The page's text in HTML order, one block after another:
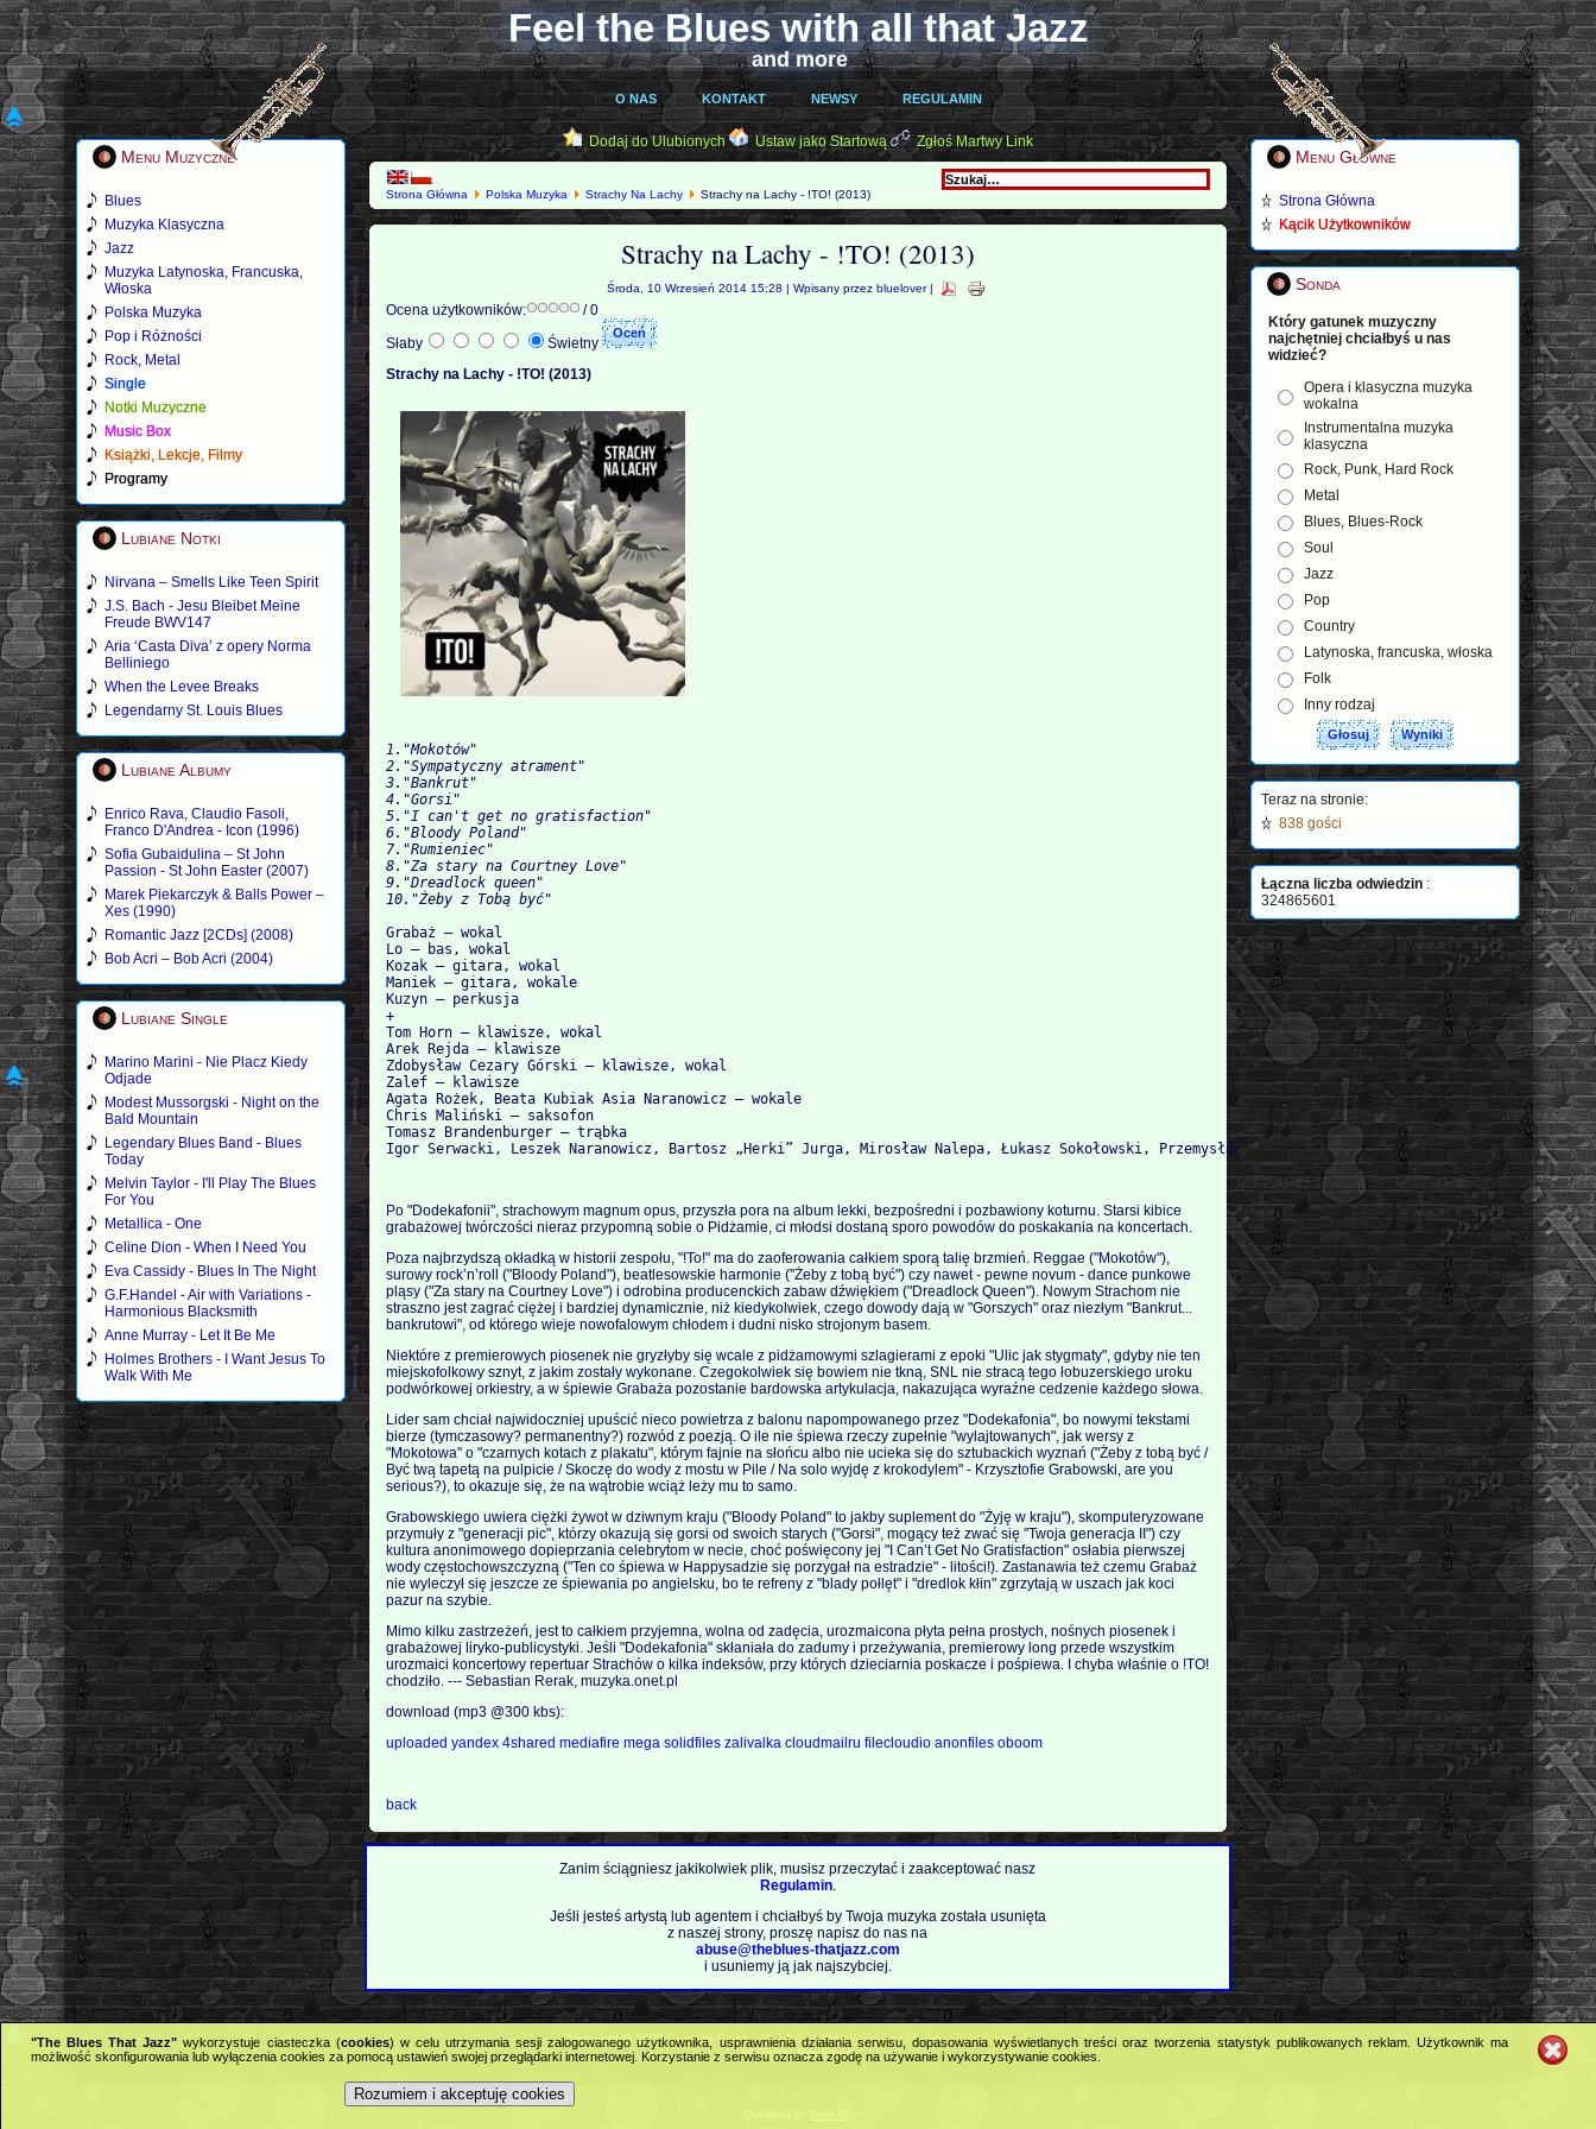
Feel the Blues with all that Jazz
and more
O NAS KONTAKT NEWSY REGULAMIN
Menu Muzyczne
Blues
Muzyka Klasyczna
Jazz
Muzyka Latynoska, Francuska,
Włoska
Polska Muzyka
Pop i Różności
Rock, Metal
Single
Notki Muzyczne
Music Box
Książki, Lekcje, Filmy
Programy
Lubiane Notki
Nirvana – Smells Like Teen Spirit
J.S. Bach - Jesu Bleibet Meine
Freude BWV147
Aria ‘Casta Diva’ z opery Norma
Belliniego
When the Levee Breaks
Legendarny St. Louis Blues
Lubiane Albumy
Enrico Rava, Claudio Fasoli,
Franco D'Andrea - Icon (1996)
Sofia Gubaidulina – St John
Passion - St John Easter (2007)
Marek Piekarczyk & Balls Power –
Xes (1990)
Romantic Jazz [2CDs] (2008)
Bob Acri – Bob Acri (2004)
Lubiane Single
Marino Marini - Nie Placz Kiedy
Odjade
Modest Mussorgski - Night on the
Bald Mountain
Legendary Blues Band - Blues
Today
Melvin Taylor - I'll Play The Blues
For You
Metallica - One
Celine Dion - When I Need You
Eva Cassidy - Blues In The Night
G.F.Handel - Air with Variations -
Harmonious Blacksmith
Anne Murray - Let It Be Me
Holmes Brothers - I Want Jesus To
Walk With Me
Dodaj do Ulubionych Ustaw jako Startową Zgłoś Martwy Link
Strona Główna Polska Muzyka Strachy Na Lachy Strachy na Lachy - !TO! (2013)
Strachy na Lachy - !TO! (2013)
Środa, 10 Wrzesień 2014 15:28 | Wpisany przez bluelover |
Ocena użytkowników:
/ 0
Słaby
Świetny
Strachy na Lachy - !TO! (2013)
1."Mokotów"
2."Sympatyczny atrament"
3."Bankrut"
4."Gorsi"
5."I can't get no gratisfaction"
6."Bloody Poland"
7."Rumieniec"
8."Za stary na Courtney Love"
9."Dreadlock queen"
Grabaż – wokal
Lo – bas, wokal
Kozak – gitara, wokal
Maniek – gitara, wokale
Kuzyn – perkusja
+
Tom Horn – klawisze, wokal
Arek Rejda – klawisze
Zdobysław Cezary Górski – klawisze, wokal
Zalef – klawisze
Agata Rożek, Beata Kubiak Asia Naranowicz – wokale
Chris Maliński – saksofon
Tomasz Brandenburger – trąbka
Igor Serwacki, Leszek Naranowicz, Bartosz „Herki” Jurga, Mirosław Nalepa, Łukasz Sokołowski, Przemysław Zdunek – wokale
Po "Dodekafonii", strachowym magnum opus, przyszła pora na album lekki, bezpośredni i pozbawiony koturnu. Starsi kibice
grabażowej twórczości nieraz przypomną sobie o Pidżamie, ci młodsi dostaną sporo powodów do poskakania na koncertach.
Poza najbrzydszą okładką w historii zespołu, "!To!" ma do zaoferowania całkiem sporą talię brzmień. Reggae ("Mokotów"),
surowy rock’n’roll ("Bloody Poland"), beatlesowskie harmonie ("Żeby z tobą być") czy nawet - pewne novum - dance punkowe
pląsy ("Za stary na Courtney Love") i odrobina producenckich zabaw dźwiękiem ("Dreadlock Queen"). Nowym Strachom nie
straszno jest zagrać ciężej i bardziej dynamicznie, niż kiedykolwiek, czego dowody dają w "Gorszych" oraz niezłym "Bankrut...
bankrutowi", od którego wieje nowofalowym chłodem i dudni nisko strojonym basem.
Niektóre z premierowych piosenek nie gryzłyby się wcale z pidżamowymi szlagierami z epoki "Ulic jak stygmaty", gdyby nie ten
miejskofolkowy sznyt, z jakim zostały wykonane. Czegokolwiek się bowiem nie tkną, SNL nie stracą tego łobuzerskiego uroku
podwórkowej orkiestry, a w śpiewie Grabaża pozostanie bardowska artykulacja, nakazująca wyraźne cedzenie każdego słowa.
Lider sam chciał najwidoczniej upuścić nieco powietrza z balonu napompowanego przez "Dodekafonia", bo nowymi tekstami
bierze (tymczasowy? permanentny?) rozwód z poezją. O ile nie śpiewa rzeczy zupełnie "wylajtowanych", jak wersy z
"Mokotowa" o "czarnych kotach z plakatu", którym fajnie na słońcu albo nie ucieka się do sztubackich wyznań ("Żeby z tobą być /
Być twą tapetą na pulpicie / Skoczę do wody z mostu w Pile / Na solo wyjdę z krokodylem" - Krzysztofie Grabowski, are you
serious?), to okazuje się, że na wątrobie wciąż leży mu to samo.
Grabowskiego uwiera ciężki żywot w dziwnym kraju ("Bloody Poland" to jakby suplement do "Żyję w kraju"), skomputeryzowane
przymuły z "generacji pic", którzy okazują się gorsi od swoich starych ("Gorsi", mogący też zwać się "Twoja generacja II") czy
kultura anonimowego dopieprzania celebrytom w necie, choć poświęcony jej "I Can’t Get No Gratisfaction" osłabia pierwszej
wody częstochowszczyzną ("Ten co śpiewa w Happysadzie się porzygał na estradzie" - litości!). Zastanawia też czemu Grabaż
nie wyleczył się jeszcze ze śpiewania po angielsku, bo te refreny z "blady połlęt" i "dredlok kłin" zgrzytają w uszach jak koci
pazur na szybie.
Mimo kilku zastrzeżeń, jest to całkiem przyjemna, wolna od zadęcia, urozmaicona płyta pełna prostych, nośnych piosenek i
grabażowej liryko-publicystyki. Jeśli "Dodekafonia" skłaniała do zadumy i przeżywania, premierowy long przede wszystkim
urozmaici koncertowy repertuar Strachów o kilka indeksów, przy których dzieciarnia poskacze i pośpiewa. I chyba właśnie o !TO!
chodziło. --- Sebastian Rerak, muzyka.onet.pl
download (mp3 @300 kbs):
uploadedyandex4sharedmediafiremegasolidfiles zalivalkacloudmailrufilecloudio anonfiles oboom
back
Zanim ściągniesz jakikolwiek plik, musisz przeczytać i zaakceptować nasz
Regulamin.
Jeśli jesteś artystą lub agentem i chciałbyś by Twoja muzyka została usunięta
z naszej strony, proszę napisz do nas na
abuse@theblues-thatjazz.com
i usuniemy ją jak najszybciej.
Menu Główne
Strona Główna
Kącik Użytkowników
Sonda
Który gatunek muzyczny
najchętniej chciałbyś u nas
widzieć?
Opera i klasyczna muzyka
wokalna
Instrumentalna muzyka
klasyczna
Rock, Punk, Hard Rock
Metal
Blues, Blues-Rock
Soul
Jazz
Pop
Country
Latynoska, francuska, włoska
Folk
Inny rodzaj
Teraz na stronie:
838 gości
Łączna liczba odwiedzin :
324865601
"The Blues That Jazz" wykorzystuje ciasteczka (cookies) w celu utrzymania sesji zalogowanego użytkownika, usprawnienia działania serwisu, dopasowania wyświetlanych treści oraz tworzenia statystyk publikowanych reklam. Użytkownik ma
możliwość skonfigurowania lub wyłączenia cookies za pomocą ustawień swojej przeglądarki internetowej. Korzystanie z serwisu oznacza zgodę na używanie i wykorzystywanie cookies.
Rozumiem i akceptuję cookies
Copyright © 2009Feel the Blues with all that Jazz (and more) - best music portal!.
All Rights Reserved.